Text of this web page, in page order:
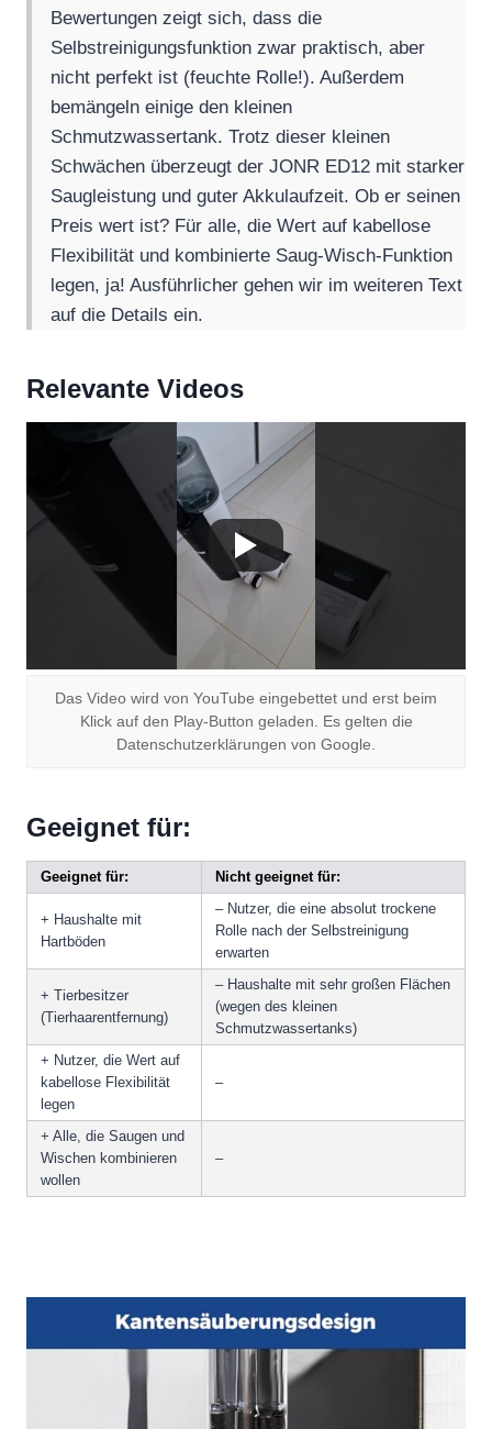
Bewertungen zeigt sich, dass die
Selbstreinigungsfunktion zwar praktisch, aber
nicht perfekt ist (feuchte Rolle!). Außerdem
bemängeln einige den kleinen
Schmutzwassertank. Trotz dieser kleinen
Schwächen überzeugt der JONR ED12 mit starker
Saugleistung und guter Akkulaufzeit. Ob er seinen
Preis wert ist? Für alle, die Wert auf kabellose
Flexibilität und kombinierte Saug-Wisch-Funktion
legen, ja! Ausführlicher gehen wir im weiteren Text
auf die Details ein.
Relevante Videos
Das Video wird von YouTube eingebettet und erst beim
Klick auf den Play-Button geladen. Es gelten die
Datenschutzerklärungen von Google.
Geeignet für:
Geeignet für: Nicht geeignet für:
+ Haushalte mit
Hartböden
– Nutzer, die eine absolut trockene
Rolle nach der Selbstreinigung
erwarten
+ Tierbesitzer
(Tierhaarentfernung)
– Haushalte mit sehr großen Flächen
(wegen des kleinen
Schmutzwassertanks)
+ Nutzer, die Wert auf
kabellose Flexibilität
legen
–
+ Alle, die Saugen und
Wischen kombinieren
wollen
–